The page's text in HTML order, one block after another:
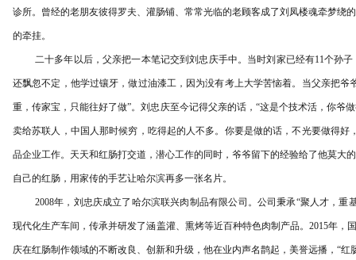
诊所。曾经的老朋友彼得罗夫、灌肠铺、常常光临的老顾客成了刘凤楼魂牵梦绕
的牵挂。
二十多年以后，父亲把一本笔记交到刘忠庆手中。当时刘家已经有11个孙
还飘忽不定，他学过镶牙，做过油漆工，因为没有考上大学苦恼着。当父亲把
重，传家宝，只能往好了做”。刘忠庆至今记得父亲的话，“这是个技术活，你爷
卖给苏联人，中国人那时候穷，吃得起的人不多。你要是做的话，不光要做得
品企业工作。天天和红肠打交道，潜心工作的同时，爷爷留下的经验给了他莫大
自己的红肠，用家传的手艺让哈尔滨再多一张名片。
2008年，刘忠庆成立了哈尔滨联兴肉制品有限公司。公司秉承“聚人才，
现代化生产车间，传承并研发了涵盖灌、熏烤等近百种特色肉制产品。2015年，
庆在红肠制作领域的不断改良、创新和升级，他在业内声名鹊起，美誉远播，“红